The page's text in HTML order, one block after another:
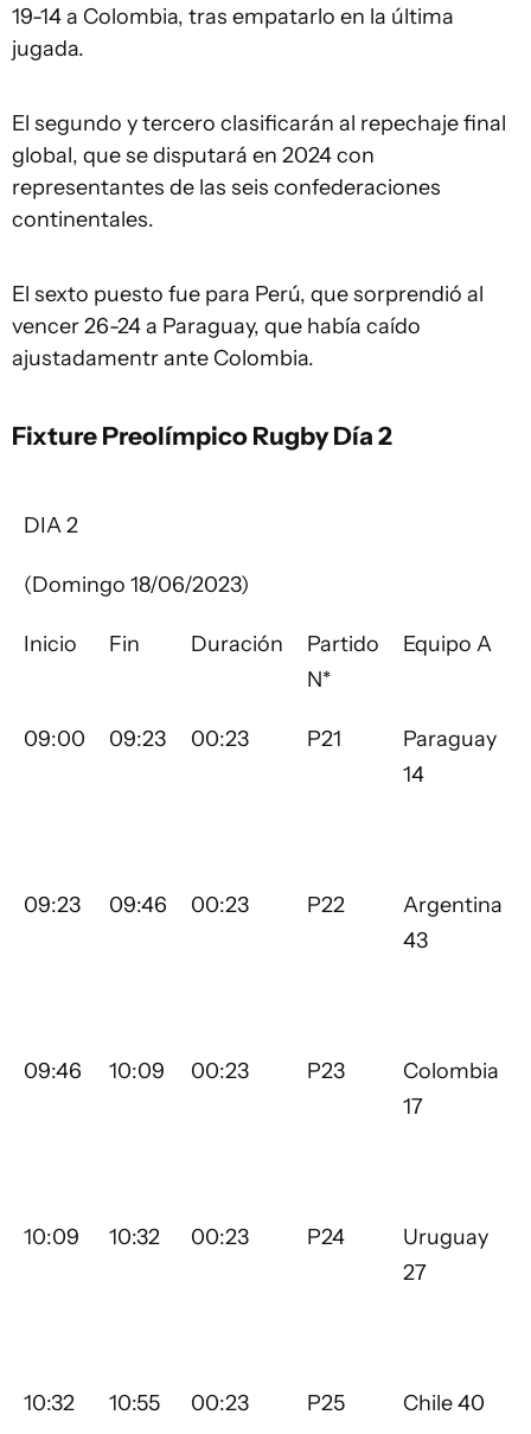
19-14 a Colombia, tras empatarlo en la última
jugada.
El segundo y tercero clasificarán al repechaje final
global, que se disputará en 2024 con
representantes de las seis confederaciones
continentales.
El sexto puesto fue para Perú, que sorprendió al
vencer 26-24 a Paraguay, que había caído
ajustadamentr ante Colombia.
Fixture Preolímpico Rugby Día 2
DIA 2
(Domingo 18/06/2023)
Inicio Fin Duración
Partido
N*
Equipo A
09:00 09:23 00:23 P21
Paraguay
14
09:23 09:46 00:23 P22
Argentina
43
09:46 10:09 00:23 P23
Colombia
17
10:09 10:32 00:23 P24
Uruguay
27
10:32 10:55 00:23 P25 Chile 40